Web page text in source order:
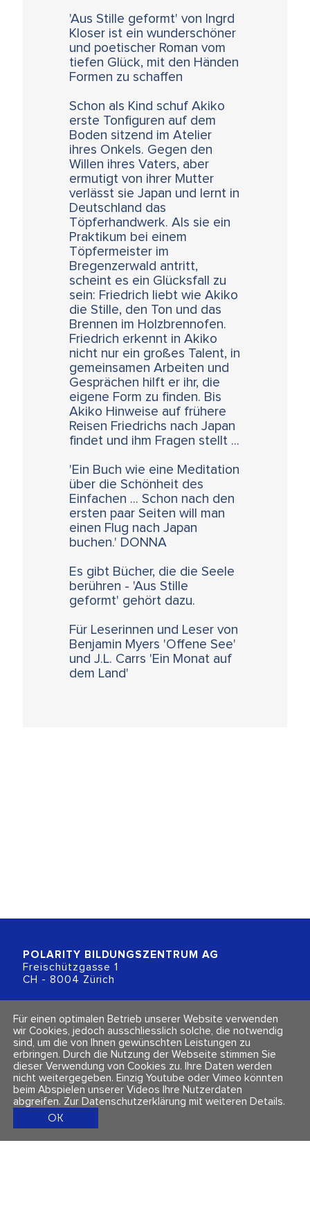
'Aus Stille geformt' von Ingrd
Kloser ist ein wunderschöner
und poetischer Roman vom
tiefen Glück, mit den Händen
Formen zu schaffen
Schon als Kind schuf Akiko
erste Tonfiguren auf dem
Boden sitzend im Atelier
ihres Onkels. Gegen den
Willen ihres Vaters, aber
ermutigt von ihrer Mutter
verlässt sie Japan und lernt in
Deutschland das
Töpferhandwerk. Als sie ein
Praktikum bei einem
Töpfermeister im
Bregenzerwald antritt,
scheint es ein Glücksfall zu
sein: Friedrich liebt wie Akiko
die Stille, den Ton und das
Brennen im Holzbrennofen.
Friedrich erkennt in Akiko
nicht nur ein großes Talent, in
gemeinsamen Arbeiten und
Gesprächen hilft er ihr, die
eigene Form zu finden. Bis
Akiko Hinweise auf frühere
Reisen Friedrichs nach Japan
findet und ihm Fragen stellt ...
'Ein Buch wie eine Meditation
über die Schönheit des
Einfachen ... Schon nach den
ersten paar Seiten will man
einen Flug nach Japan
buchen.' DONNA
Es gibt Bücher, die die Seele
berühren - 'Aus Stille
geformt' gehört dazu.
Für Leserinnen und Leser von
Benjamin Myers 'Offene See'
und J.L. Carrs 'Ein Monat auf
dem Land'
POLARITY BILDUNGSZENTRUM AG
Freischützgasse 1
CH - 8004 Zürich
+41 (0)44 218 80 80
info@polarity.ch
Kontakt & Info
Newsletter
Impressum & Datenschutz
AGBs
Folge uns
Für einen optimalen Betrieb unserer Website verwenden
wir Cookies, jedoch ausschliesslich solche, die notwendig
sind, um die von Ihnen gewünschten Leistungen zu
erbringen. Durch die Nutzung der Webseite stimmen Sie
dieser Verwendung von Cookies zu. Ihre Daten werden
nicht weitergegeben. Einzig Youtube oder Vimeo könnten
beim Abspielen unserer Videos Ihre Nutzerdaten
abgreifen. Zur Datenschutzerklärung mit weiteren Details.
OK